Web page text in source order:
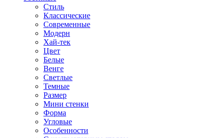
Стиль
Классические
Современные
Модерн
Хай-тек
Цвет
Белые
Венге
Светлые
Темные
Размер
Мини стенки
Форма
Угловые
Особенности